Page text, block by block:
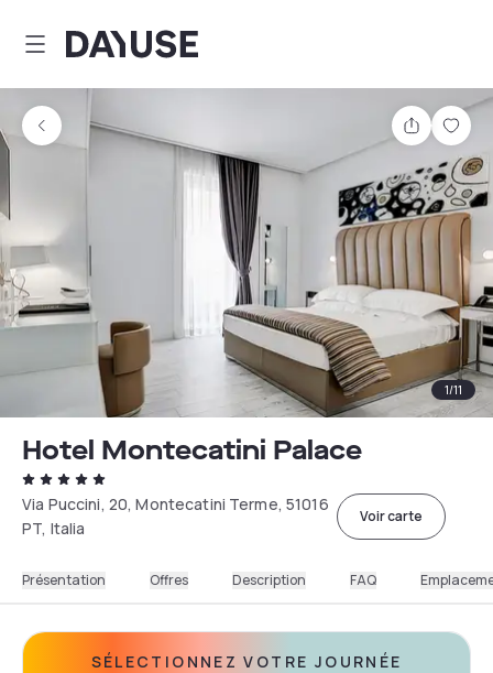
Dayuse
Partager
1/11
Hotel Montecatini Palace
Via Puccini, 20, Montecatini Terme, 51016
PT, Italia
Voir carte
Présentation Offres Description FAQ
SÉLECTIONNEZ VOTRE JOURNÉE